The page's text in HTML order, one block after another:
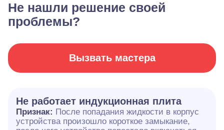
Не нашли решение своей
проблемы?
Вызвать мастера
Не работает индукционная плита
Признак: После попадания жидкости в корпус
устройства произошло короткое замыкание,